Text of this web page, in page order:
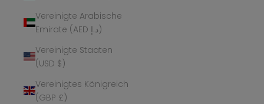
Vereinigte Arabische
Emirate (AED د.إ)
Vereinigte Staaten
(USD $)
Vereinigtes Königreich
(GBP £)